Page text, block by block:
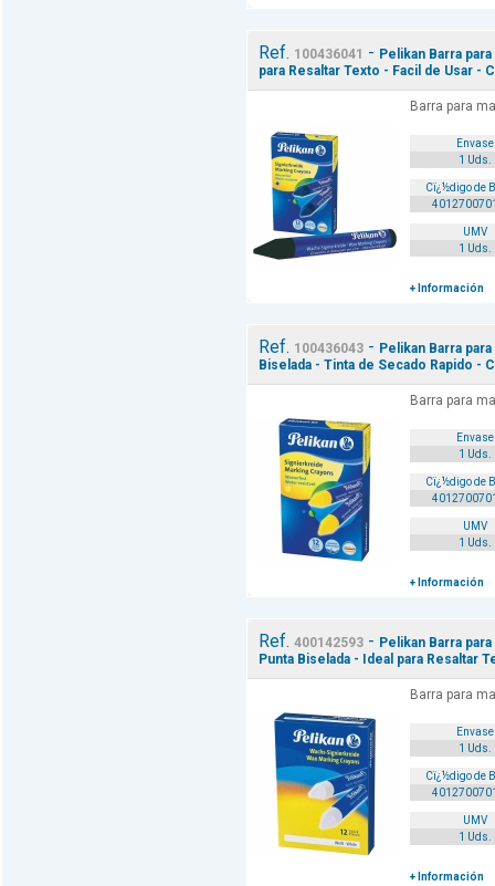
Ref. 100436041 - Pelikan Barra
para Resaltar Texto - Facil de Usar -
Barra para
Envase
1 Uds.
Cï¿½digo de
UMV
1 Uds.
+ Información
Ref. 100436043- Pelikan Barra
Biselada - Tinta de Secado Rapido -
Barra para
Envase
1 Uds.
Cï¿½digo de
UMV
1 Uds.
+ Información
Ref. 400142593- Pelikan Barra
Punta Biselada - Ideal para Resaltar
Barra para
Envase
1 Uds.
Cï¿½digo de
UMV
1 Uds.
+ Información